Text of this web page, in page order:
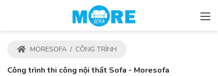
MORESOFA / CÔNG TRÌNH
Công trình thi công nội thất Sofa - Moresofa